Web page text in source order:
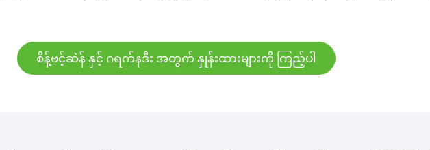
စိန့်ဗင့်ဆဲန် နှင့် ဂရက်နဒီး အတွက် နှုန်းထားများကို ကြည့်ပါ